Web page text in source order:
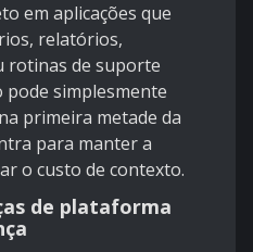
em aplicações que
relatórios,
rotinas de suporte
pode simplesmente
primeira metade da
para manter a
o custo de contexto.
de plataforma